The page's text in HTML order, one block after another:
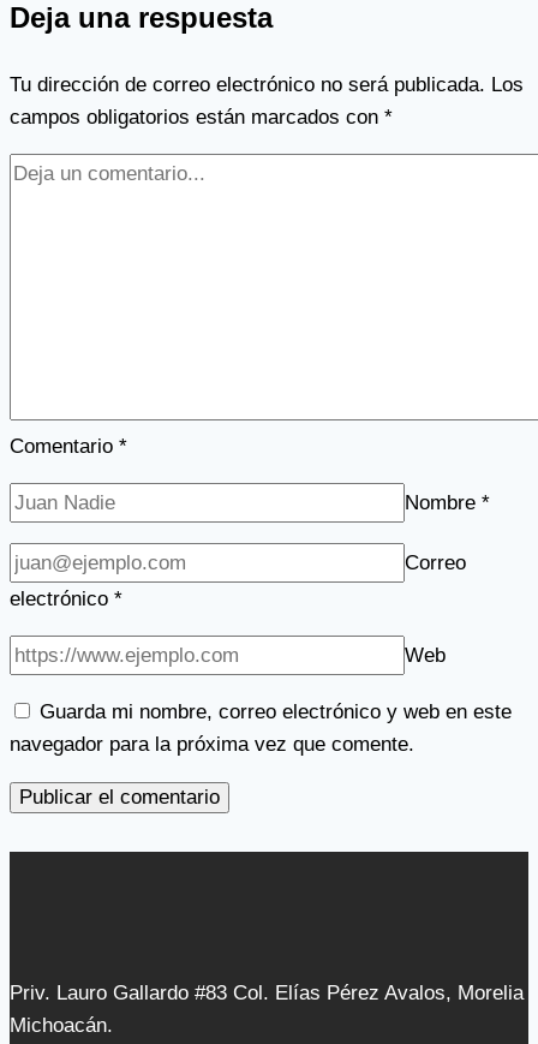
Deja una respuesta
Tu dirección de correo electrónico no será publicada. Los
campos obligatorios están marcados con *
Comentario *
Nombre *
Correo
electrónico *
Web
Guarda mi nombre, correo electrónico y web en este
navegador para la próxima vez que comente.
Priv. Lauro Gallardo #83 Col. Elías Pérez Avalos, Morelia
Michoacán.